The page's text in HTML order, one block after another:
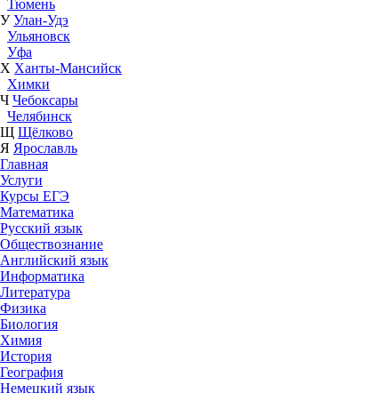
Тюмень
У Улан-Удэ
Ульяновск
Уфа
Х Ханты-Мансийск
Химки
Ч Чебоксары
Челябинск
Щ Щёлково
Я Ярославль
Главная
Услуги
Курсы ЕГЭ
Математика
Русский язык
Обществознание
Английский язык
Информатика
Литература
Физика
Биология
Химия
История
География
Немецкий язык